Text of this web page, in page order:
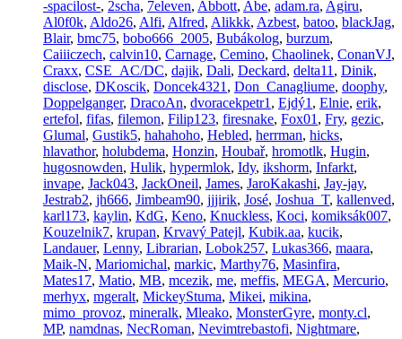
-spacilost-, 2scha, 7eleven, Abbott, Abe, adam.ra, Agiru,
Al0f0k, Aldo26, Alfi, Alfred, Alikkk, Azbest, batoo, blackJag,
Blair, bmc75, bobo666_2005, Bubákolog, burzum,
Caiiiczech, calvin10, Carnage, Cemino, Chaolinek, ConanVJ,
Craxx, CSE_AC/DC, dajik, Dali, Deckard, delta11 , Dinik,
disclose, DKoscik, Doncek4321 , Don_Canagliume, doophy,
Doppelganger, DracoAn, dvoracekpetr1 , Ejdý1 , Elnie, erik,
ertefol, fifas, filemon, Filip123, firesnake, Fox01 , Fry, gezic,
Glumal, Gustik5, hahahoho, Hebled, herrman, hicks,
hlavathor, holubdema, Honzin, Houbař, hromotlk, Hugin,
hugosnowden, Hulik, hypermlok, Idy, ikshorm, Infarkt,
invape, Jack043, JackOneil, James, JaroKakashi, Jay-jay,
Jestrab2, jh666, Jimbeam90, jjjirik, José, Joshua_T, kallenved,
karl173, kaylin, KdG, Keno, Knuckless, Koci, komiksák007,
Kouzelnik7, krupan, Krvavý Patejl, Kubik.aa, kucik,
Landauer, Lenny, Librarian, Lobok257, Lukas366, maara,
Maik-N, Mariomichal, markic, Marthy76, Masinfira,
Mates17, Matio, MB, mcezik, me, meffis, MEGA, Mercurio,
merhyx, mgeralt, MickeyStuma, Mikei, mikina,
mimo_provoz, mineralk, Mleako, MonsterGyre, monty.cl,
MP, namdnas, NecRoman, Nevimtrebastofi, Nightmare,